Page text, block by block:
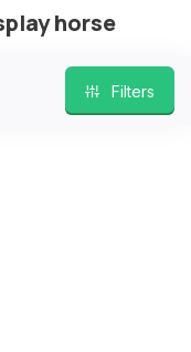
horse
Filters